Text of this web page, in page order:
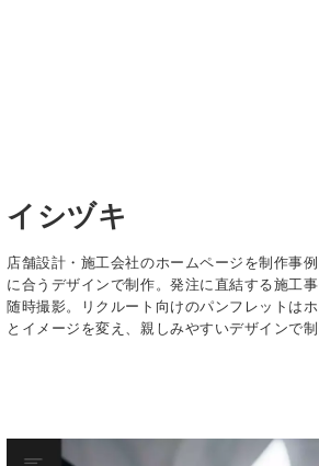
イシヅキ
店舗設計・施工会社のホームページを制作事
に合うデザインで制作。発注に直結する施工
随時撮影。リクルート向けのパンフレットは
とイメージを変え、親しみやすいデザインで制